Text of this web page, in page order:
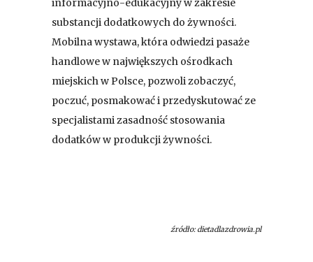
informacyjno-edukacyjny w zakresie
substancji dodatkowych do żywności.
Mobilna wystawa, która odwiedzi pasaże
handlowe w największych ośrodkach
miejskich w Polsce, pozwoli zobaczyć,
poczuć, posmakować i przedyskutować ze
specjalistami zasadność stosowania
dodatków w produkcji żywności.
źródło: dietadlazdrowia.pl